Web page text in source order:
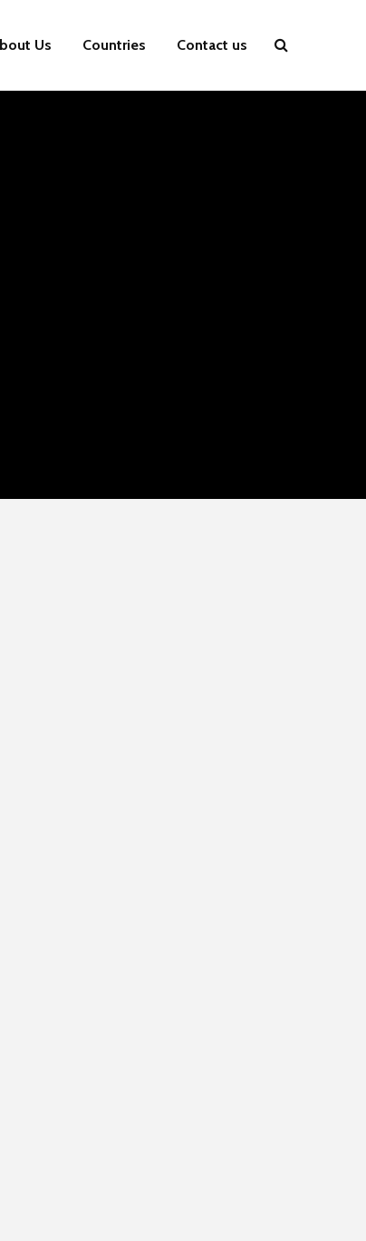
Us Countries Contact us